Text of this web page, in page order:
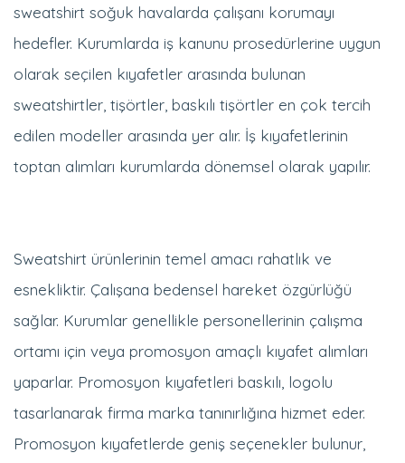
hedefler. Kurumlarda iş kanunu prosedürlerine uygun
olarak seçilen kıyafetler arasında bulunan
sweatshirtler, tişörtler, baskılı tişörtler en çok tercih
edilen modeller arasında yer alır. İş kıyafetlerinin
toptan alımları kurumlarda dönemsel olarak yapılır.
esnekliktir. Çalışana bedensel hareket özgürlüğü
sağlar. Kurumlar genellikle personellerinin çalışma
ortamı için veya promosyon amaçlı kıyafet alımları
yaparlar. Promosyon kıyafetleri baskılı, logolu
tasarlanarak firma marka tanınırlığına hizmet eder.
Promosyon kıyafetlerde geniş seçenekler bulunur,
bunlar arasında baskılı tişörtlerden çocuk tişörtlerine